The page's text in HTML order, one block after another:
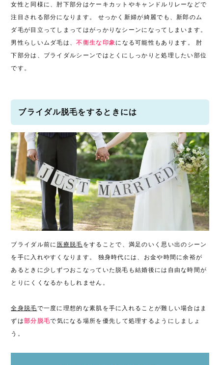
女性と同様に、肘下部分はケーキカットやキャンドルリレーなどで
注目される部分になります。 せっかく新婦が綺麗でも、新郎のム
ダ毛が目立ってしまってはがっかりなシーンになってしまいます。
男性らしいムダ毛は、不衛生な印象になる可能性もあります。 肘
下部分は、ブライダルシーンではとくにしっかりと処理したい部位
です。
ブライダル脱毛をするときには
ブライダル前に 医療脱毛 をすることで、満足のいく思い出のシーン
を手に入れやすくなります。 独身時代には、お金や時間に余裕が
あるときに少しずつおこなっていた脱毛も結婚後には自由な時間が
とりにくくなるかもしれません。
全身脱毛で一度に理想的な素肌を手に入れることが難しい場合はま
ずは部分脱毛で気になる場所を優先して処理するようにしましょ
う。